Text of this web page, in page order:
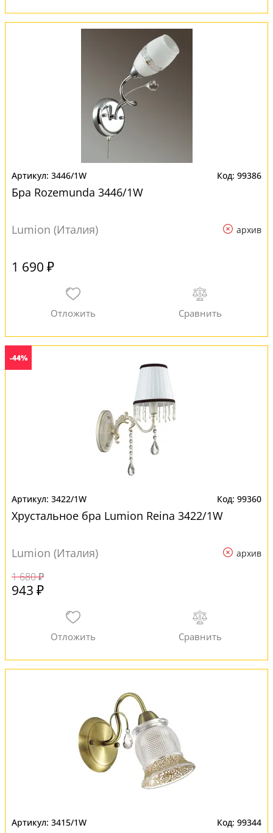
3446/1W 99386
Бра Rozemunda 3446/1W
Lumion (Италия) архив
1 690 ₽
-44%
3422/1W 99360
Хрустальное бра Lumion Reina 3422/1W
Lumion (Италия) архив
1 680 ₽
943 ₽
3415/1W 99344